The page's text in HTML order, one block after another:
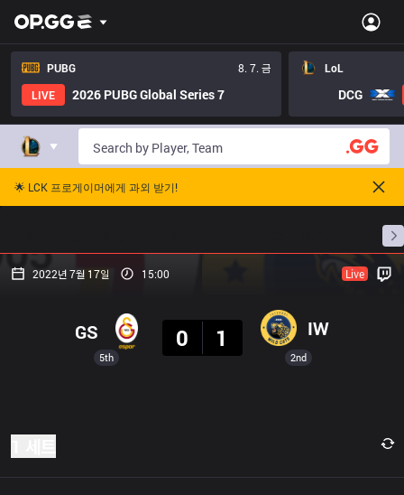
PUBG
8. 7. 금
LIVE
2026 PUBG Global Series 7
LoL
DCG
🌟 LCK 프로게이머에게 과외 받기!
프로빌
2022년 7월 17일 15:00 Live
5th
GS
0
1 IW
2nd